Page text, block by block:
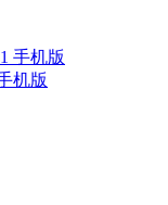
机版